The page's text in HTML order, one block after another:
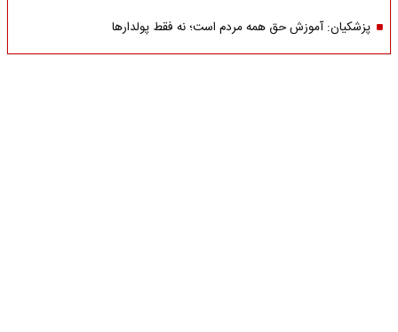
پزشکیان: آموزش حق همه مردم است؛ نه فقط پولدارها